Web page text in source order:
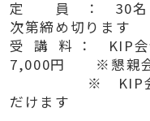
定 員 ： 30名
次第締め切ります
受 講 料 ： KIP
7,000円 ※懇親
※ KIP会会員
だけます